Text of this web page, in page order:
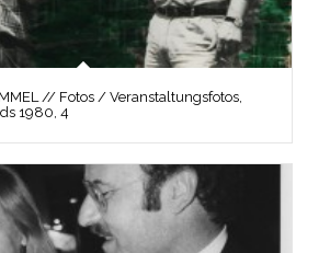
// Fotos / Veranstaltungsfotos,
1980, 4